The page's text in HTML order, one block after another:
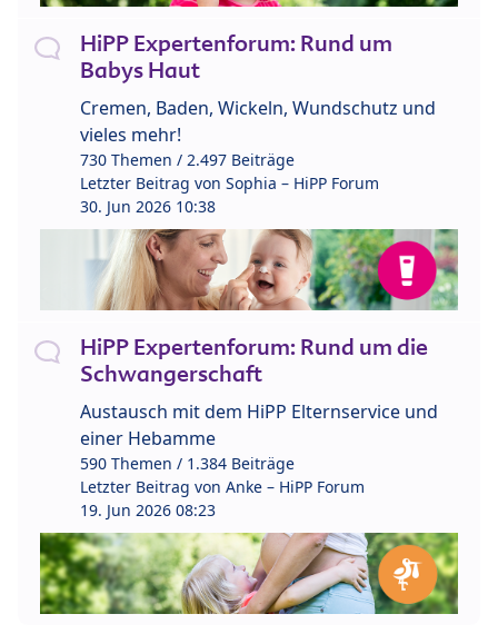
HiPP Expertenforum: Rund um
Babys Haut
Cremen, Baden, Wickeln, Wundschutz und
vieles mehr!
730 Themen / 2.497 Beiträge
Letzter Beitrag von Sophia – HiPP Forum
30. Jun 2026 10:38
HiPP Expertenforum: Rund um die
Schwangerschaft
Austausch mit dem HiPP Elternservice und
einer Hebamme
590 Themen / 1.384 Beiträge
Letzter Beitrag von Anke – HiPP Forum
19. Jun 2026 08:23